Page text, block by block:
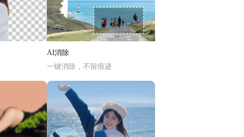
AI消除
一键消除，不留痕迹